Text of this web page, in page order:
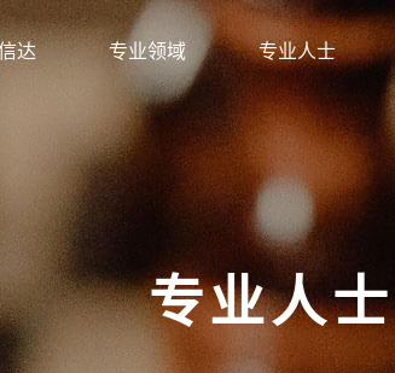
达 专业领域 专业人士
专业人士